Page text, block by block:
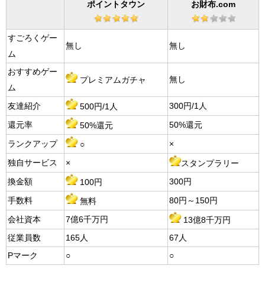
ポイントタウン お財布.com
すごろくゲー
ム
無し 無し
おすすめゲー
ム
プレミアムガチャ 無し
友達紹介 500円/1人 300円/1人
還元率 50%還元 50%還元
ランクアップ ○ ×
独自サービス × スタンプラリー
換金額 100円 300円
手数料 無料 80円～150円
会社資本 7億6千万円
13億8千万円
従業員数
165人
67人
Pマーク
○ ○